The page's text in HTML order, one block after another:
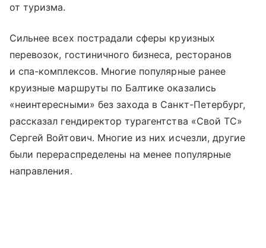
от туризма.
Сильнее всех пострадали сферы круизных
перевозок, гостиничного бизнеса, ресторанов
и спа-комплексов. Многие популярные ранее
круизные маршруты по Балтике оказались
«неинтересными» без захода в Санкт-Петербург,
рассказал гендиректор турагентства «Свой ТС»
Сергей Войтович. Многие из них исчезли, другие
были перераспределены на менее популярные
направления.